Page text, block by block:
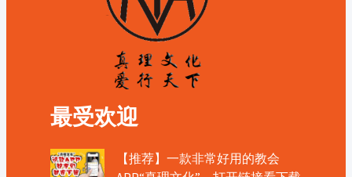
最受欢迎
【推荐】一款非常好用的教会